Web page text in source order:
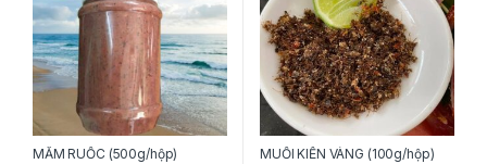
MẮM RUỐC (500g/hộp) MUỐI KIẾN VÀNG (100g/hộp)